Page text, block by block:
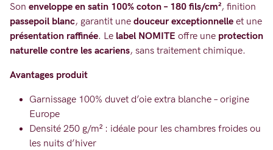
d'Oie
Son enveloppe en satin 100% coton – 180 fils/cm², finition
passepoil blanc, garantit une douceur exceptionnelle et une
présentation raffinée. Le label NOMITE offre une protection
naturelle contre les acariens, sans traitement chimique.
Avantages produit
Garnissage 100% duvet d’oie extra blanche – origine
Europe
Densité 250 g/m² : idéale pour les chambres froides ou
les nuits d’hiver